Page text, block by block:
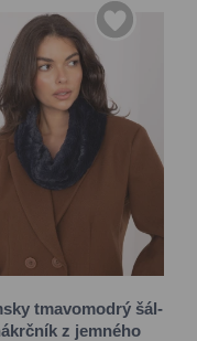
tmavomodrý šál-
z jemného